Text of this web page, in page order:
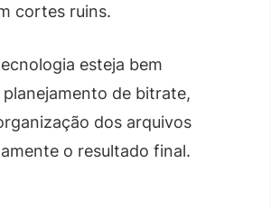
cortes ruins.
esteja bem
de bitrate,
dos arquivos
o resultado final.